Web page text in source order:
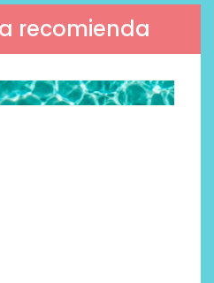
recomienda